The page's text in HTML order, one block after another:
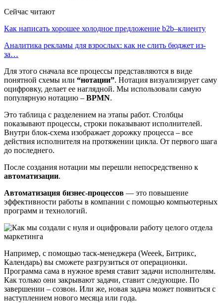
Сейчас читают
Как написать хорошее холодное предложение b2b–клиенту
Аналитика рекламы для взрослых: как не слить бюджет из-
за…
Для этого сначала все процессы представляются в виде
понятной схемы или “нотации”. Нотация визуализирует саму
оцифровку, делает ее наглядной. Мы использовали самую
популярную нотацию – BPMN.
Это таблица с разделением на этапы работ. Столбцы
показывают процессы, строки показывают исполнителей.
Внутри блок-схема изображает дорожку процесса – все
действия исполнителя на протяжении цикла. От первого шага
до последнего.
После создания нотации мы перешли непосредственно к
автоматизации.
Автоматизация бизнес-процессов — это повышение
эффективности работы в компании с помощью компьютерных
программ и технологий.
Например, с помощью таск-менеджера (Weeek, Битрикс,
Календарь) вы сможете разгрузиться от операционки.
Программа сама в нужное время ставит задачи исполнителям.
Как только они закрывают задачи, ставит следующие. По
завершении – созвон. Или же, новая задача может появиться с
наступлением нового месяца или года.